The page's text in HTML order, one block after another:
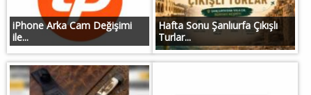
iPhone Arka Cam Değişimi
ile...
Hafta Sonu Şanlıurfa Çıkışlı
Turlar...